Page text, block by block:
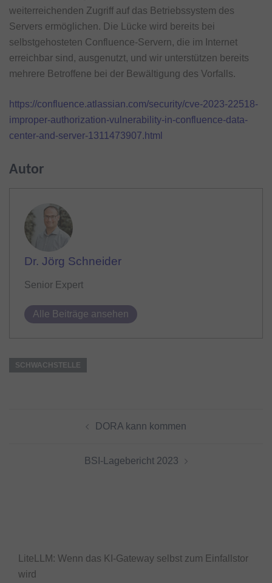
weiterreichenden Zugriff auf das Betriebssystem des
Servers ermöglichen. Die Lücke wird bereits bei
selbstgehosteten Confluence-Servern, die im Internet
erreichbar sind, ausgenutzt, und wir unterstützen bereits
mehrere Betroffene bei der Bewältigung des Vorfalls.
https://confluence.atlassian.com/security/cve-2023-22518-
improper-authorization-vulnerability-in-confluence-data-
center-and-server-1311473907.html
Autor
Dr. Jörg Schneider
Senior Expert
Alle Beiträge ansehen
SCHWACHSTELLE
DORA kann kommen
BSI-Lagebericht 2023
LiteLLM: Wenn das KI-Gateway selbst zum Einfallstor
wird